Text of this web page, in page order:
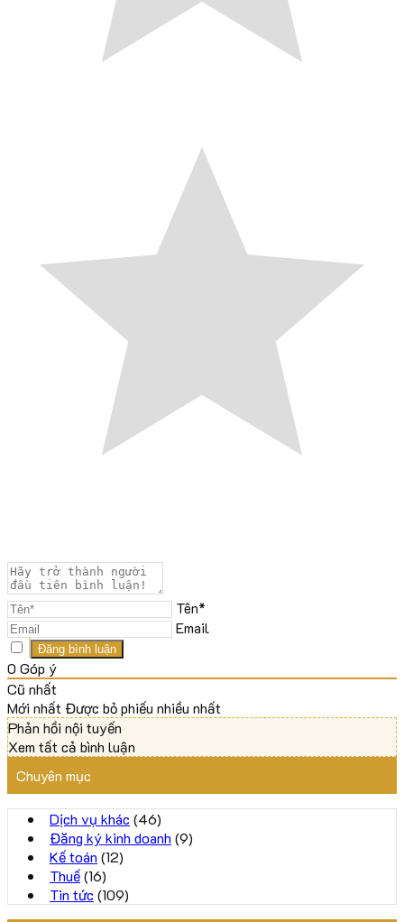
Tên*
Email
0 Góp ý
Cũ nhất
Mới nhấtĐược bỏ phiếu nhiều nhất
Phản hồi nội tuyến
Xem tất cả bình luận
Chuyên mục
Dịch vụ khác (46)
Đăng ký kinh doanh (9)
Kế toán (12)
Thuế(16)
Tin tức (109)